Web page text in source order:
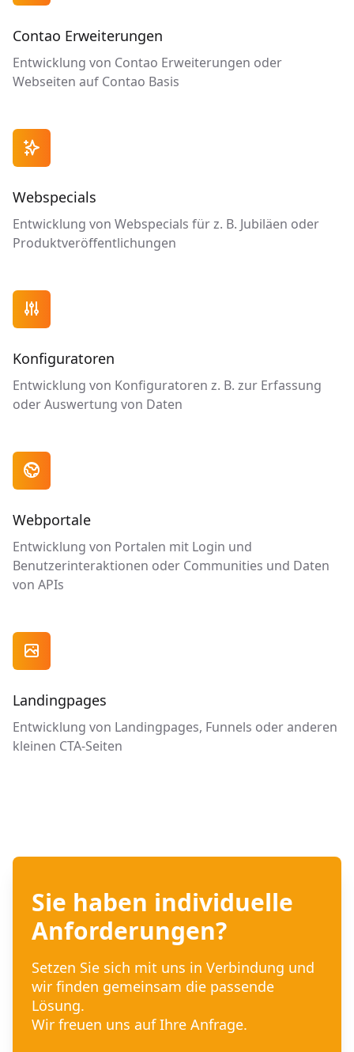
Contao Erweiterungen
Entwicklung von Contao Erweiterungen oder
Webseiten auf Contao Basis

Webspecials
Entwicklung von Webspecials für z. B. Jubiläen oder
Produktveröffentlichungen

Konfiguratoren
Entwicklung von Konfiguratoren z. B. zur Erfassung
oder Auswertung von Daten

Webportale
Entwicklung von Portalen mit Login und
Benutzerinteraktionen oder Communities und Daten
von APIs

Landingpages
Entwicklung von Landingpages, Funnels oder anderen
kleinen CTA-Seiten
Sie haben individuelle
Anforderungen?
Setzen Sie sich mit uns in Verbindung und
wir finden gemeinsam die passende
Lösung.
Wir freuen uns auf Ihre Anfrage.